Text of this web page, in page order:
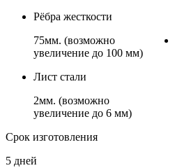
Рёбра жесткости
75мм. (возможно
увеличение до 100 мм)
Лист стали
2мм. (возможно
увеличение до 6 мм)
Срок изготовления
5 дней